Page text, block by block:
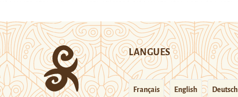
LANGUES
Français English Deutsch